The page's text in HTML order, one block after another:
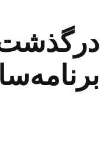
درگذشت